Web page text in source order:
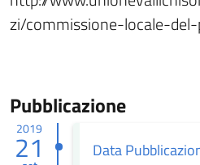
zi/commissione-locale-
Pubblicazione
2019
21 Data